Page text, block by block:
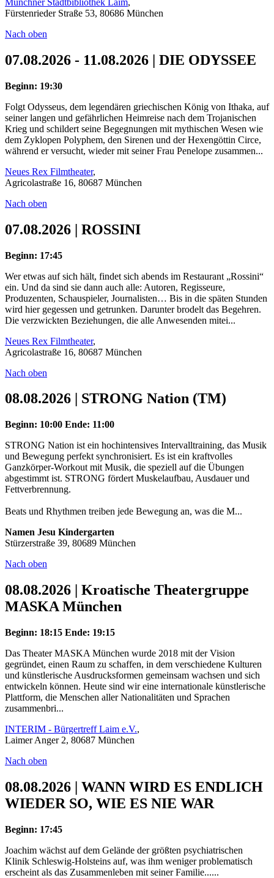
Münchner Stadtbibliothek Laim,
Fürstenrieder Straße 53, 80686 München
Nach oben
07.08.2026 - 11.08.2026 | DIE ODYSSEE
Beginn: 19:30
Folgt Odysseus, dem legendären griechischen König von Ithaka, auf
seiner langen und gefährlichen Heimreise nach dem Trojanischen
Krieg und schildert seine Begegnungen mit mythischen Wesen wie
dem Zyklopen Polyphem, den Sirenen und der Hexengöttin Circe,
während er versucht, wieder mit seiner Frau Penelope zusammen...
Neues Rex Filmtheater,
Agricolastraße 16, 80687 München
Nach oben
07.08.2026 | ROSSINI
Beginn: 17:45
Wer etwas auf sich hält, findet sich abends im Restaurant „Rossini“
ein. Und da sind sie dann auch alle: Autoren, Regisseure,
Produzenten, Schauspieler, Journalisten… Bis in die späten Stunden
wird hier gegessen und getrunken. Darunter brodelt das Begehren.
Die verzwickten Beziehungen, die alle Anwesenden mitei...
Neues Rex Filmtheater,
Agricolastraße 16, 80687 München
Nach oben
08.08.2026 | STRONG Nation (TM)
Beginn: 10:00 Ende: 11:00
STRONG Nation ist ein hochintensives Intervalltraining, das Musik
und Bewegung perfekt synchronisiert. Es ist ein kraftvolles
Ganzkörper-Workout mit Musik, die speziell auf die Übungen
abgestimmt ist. STRONG fördert Muskelaufbau, Ausdauer und
Fettverbrennung.
Beats und Rhythmen treiben jede Bewegung an, was die M...
Namen Jesu Kindergarten
Stürzerstraße 39, 80689 München
Nach oben
08.08.2026 | Kroatische Theatergruppe
MASKA München
Beginn: 18:15 Ende: 19:15
Das Theater MASKA München wurde 2018 mit der Vision
gegründet, einen Raum zu schaffen, in dem verschiedene Kulturen
und künstlerische Ausdrucksformen gemeinsam wachsen und sich
entwickeln können. Heute sind wir eine internationale künstlerische
Plattform, die Menschen aller Nationalitäten und Sprachen
zusammenbri...
INTERIM - Bürgertreff Laim e.V.,
Laimer Anger 2, 80687 München
Nach oben
08.08.2026 | WANN WIRD ES ENDLICH
WIEDER SO, WIE ES NIE WAR
Beginn: 17:45
Joachim wächst auf dem Gelände der größten psychiatrischen
Klinik Schleswig-Holsteins auf, was ihm weniger problematisch
erscheint als das Zusammenleben mit seiner Familie......